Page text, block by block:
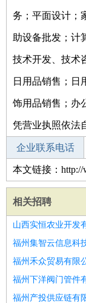
务；平面设计；
助设备批发；计
技术开发、技术
日用品销售；日
饰用品销售；办
凭营业执照依法
企业联系电话
本文链接：http://
相关招聘